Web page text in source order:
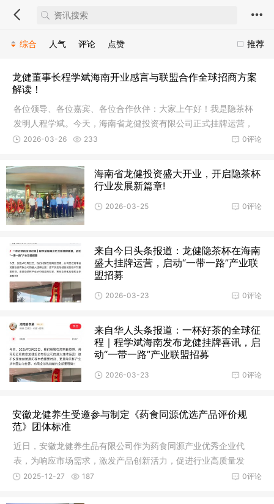
推荐
综合 人气 评论 点赞
龙健董事长程学斌海南开业感言与联盟合作全球招商方案
解读！
各位领导、各位嘉宾、各位合作伙伴：大家上午好！我是隐茶杯
发明人程学斌。今天，海南省龙健投资有限公司正式挂牌运营，
这是隐茶杯产业扎根海南、迈向世界的重要里程碑。首先，我谨
0评论
2026-03-26 233
海南省龙健投资盛大开业，开启隐茶杯
行业发展新篇章!
0评论
2026-03-25
来自今日头条报道：龙健隐茶杯在海南
盛大挂牌运营，启动“一带一路”产业联
盟招募
0评论
2026-03-23
来自华人头条报道：一杯好茶的全球征
程｜程学斌海南发布龙健挂牌喜讯，启
动“一带一路”产业联盟招募
0评论
2026-03-23
安徽龙健养生受邀参与制定《药食同源优选产品评价规
范》团体标准
近日，安徽龙健养生品有限公司作为药食同源产业优秀企业代
表，为响应市场需求，激发产品创新活力，促进行业高质量发
展，结合自身技术积累，受邀参与制定《药食同源优选产品评价
0评论
2025-12-27 187